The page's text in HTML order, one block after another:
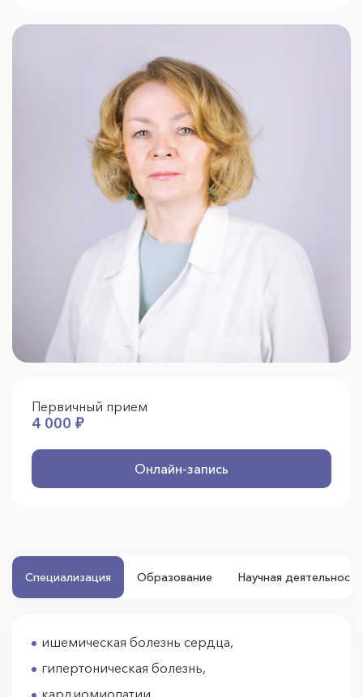
Первичный прием
4 000 ₽
Онлайн-запись
Специализация Образование Научная деятельность
ишемическая болезнь сердца,
гипертоническая болезнь,
кардиомиопатии,